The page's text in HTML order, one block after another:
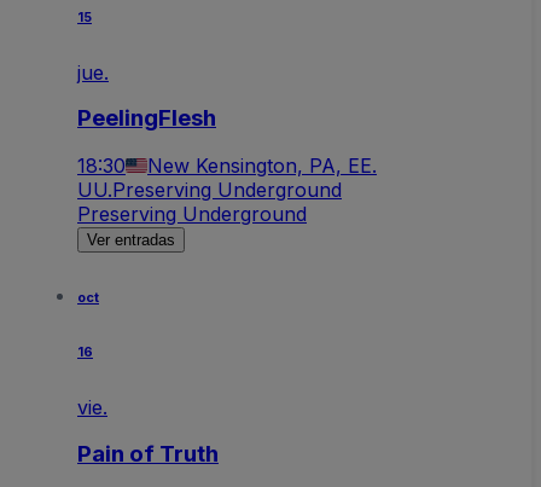
15
jue.
PeelingFlesh
18:30
New Kensington, PA, EE.
UU.Preserving Underground
Preserving Underground
Ver entradas
oct
16
vie.
Pain of Truth